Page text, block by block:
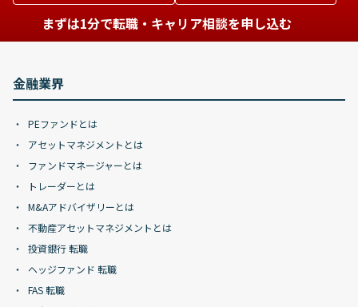
まずは1分で転職・キャリア相談を申し込む
金融業界
PEファンドとは
アセットマネジメントとは
ファンドマネージャーとは
トレーダーとは
M&Aアドバイザリーとは
不動産アセットマネジメントとは
投資銀行 転職
ヘッジファンド 転職
FAS 転職